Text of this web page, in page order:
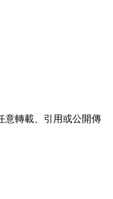
意轉載、引用或公開傳